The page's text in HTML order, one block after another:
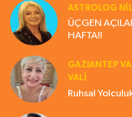
ASTROLOG
ÜÇGEN
HAFTA!!
GAZIANTEP
VALİ
Ruhsal